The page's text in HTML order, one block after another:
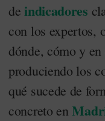
deindicadores
con los expertos,
dónde, cómo y
produciendo los
qué sucede de
concreto en